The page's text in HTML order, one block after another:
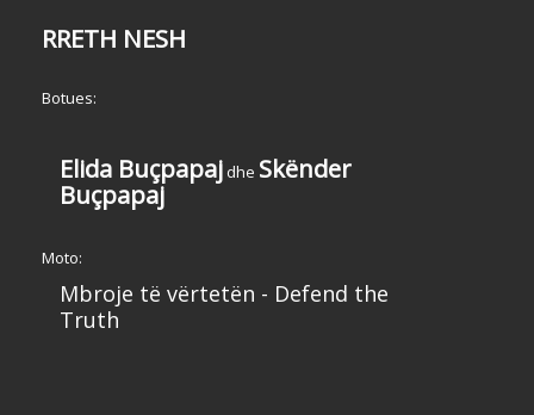
RRETH NESH
Botues:
Elida Buçpapaj dhe Skënder
Buçpapaj
Moto:
Mbroje të vërtetën - Defend the
Truth